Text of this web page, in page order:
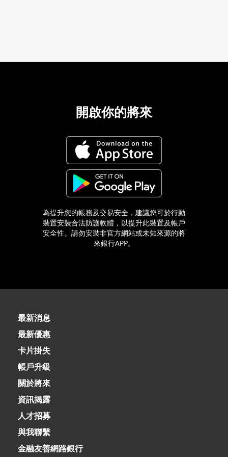
開啟你的將來
為提升您的帳務及交易安全，建議您可於行動
裝置安裝合法防護軟體，以提升此裝置及帳戶
安全性。請勿安裝非官方網站或未知來源的將
來銀行APP。
最新消息
最新優惠
卡片掛失
帳戶升級
關於將來
資訊揭露
人才招募
與我聯繫
金融友善網路銀行